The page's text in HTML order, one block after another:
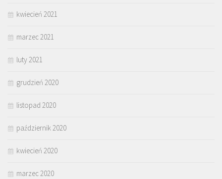
kwiecień 2021
marzec 2021
luty 2021
grudzień 2020
listopad 2020
październik 2020
kwiecień 2020
marzec 2020